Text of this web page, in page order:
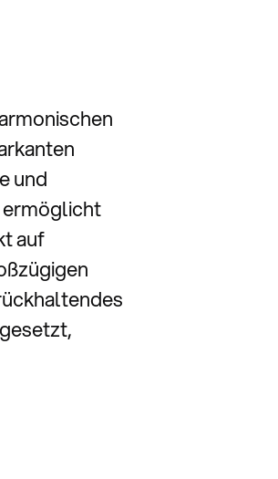
und
ermöglicht
auf